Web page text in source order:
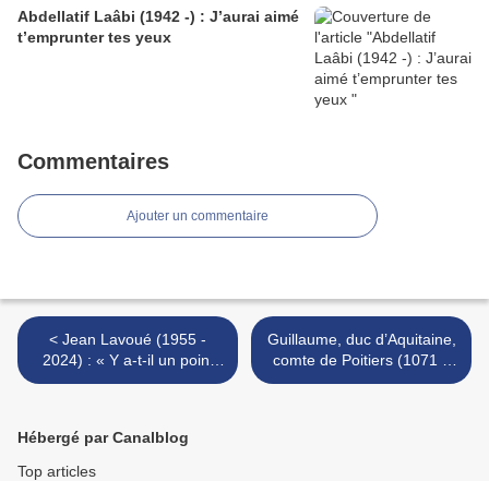
Abdellatif Laâbi (1942 -) : J’aurai aimé
t’emprunter tes yeux
Commentaires
Ajouter un commentaire
< Jean Lavoué (1955 -
2024) : « Y a-t-il un point
d’appui... »
Guillaume, duc d’Aquitaine,
comte de Poitiers (1071 –
1127) : « Je ferai une petite
Hébergé par Canalblog
Top articles